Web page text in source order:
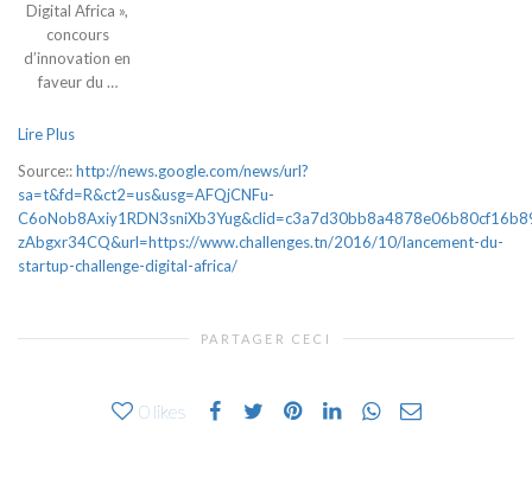
Digital Africa »,
concours
d’innovation en
faveur du …
Lire Plus
Source::http://news.google.com/news/url?
sa=t&fd=R&ct2=us&usg=AFQjCNFu-
zAbgxr34CQ&url=https://www.challenges.tn/2016/10/lancement-du-
startup-challenge-digital-africa/
PARTAGER CECI
0 likes